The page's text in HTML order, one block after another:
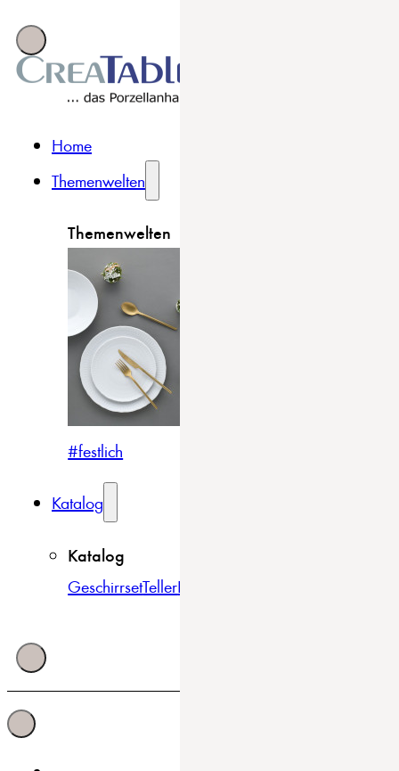
Home
Themenwelten
Themenwelten
#festlich
Katalog
Katalog
GeschirrsetTellerBowls & Schüsseln